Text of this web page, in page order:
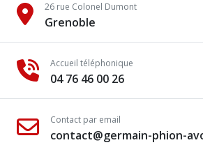
26 rue Colonel Dumont
Grenoble
Accueil téléphonique
04 76 46 00 26
Contact par email
contact@germain-phion-